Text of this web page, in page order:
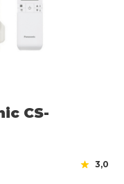
CS-
3,0